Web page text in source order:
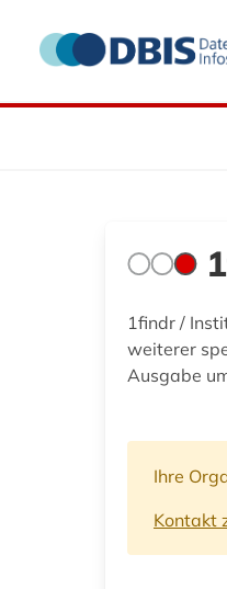
1findr /
weiterer
Ausgabe
Ihre
Kontakt